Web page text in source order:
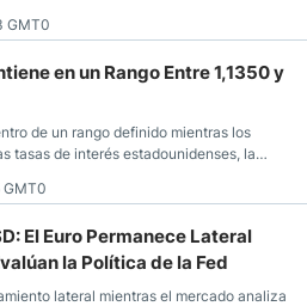
compradores y vendedores.
GMT0
en un Rango Entre 1,1350 y
de un rango definido mientras los
tasas de interés estadounidenses, la
geopolítica sobre las próximas sesiones.
GMT0
El Euro Permanece Lateral
la Política de la Fed
lateral mientras el mercado analiza